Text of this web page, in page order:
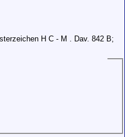
H C - M . Dav. 842 B;